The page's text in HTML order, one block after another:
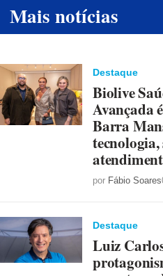
Mais notícias
Destaque
Biolive
Avançada
Barra
tecnologia,
por Fábio Soares
Destaque
Luiz